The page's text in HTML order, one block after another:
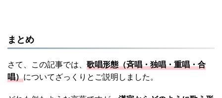
まとめ
さて、この記事では、 歌唱形態（斉唱・独唱・重唱・合
唱）についてざっくりとご説明しました。